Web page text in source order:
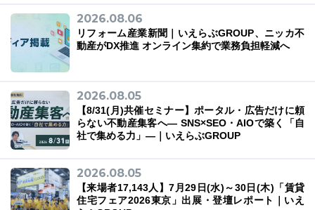
2026.08.06
リフォーム産業新聞｜いえらぶGROUP、ニッカ不
動産がDX推進 オンライン集約で業務負担軽減へ
2026.08.05
【8/31(月)共催セミナー】ポータル・広告だけに頼
らない不動産集客へ― SNS×SEO・AIOで築く「自
社で集める力」―｜いえらぶGROUP
2026.08.05
【来場者17,143人】7月29日(水)～30日(木)「賃貸
住宅フェア2026東京」出展・登壇レポート｜いえ